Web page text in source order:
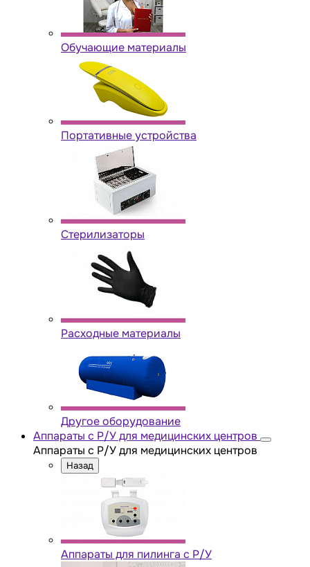
Обучающие материалы
Портативные устройства
Стерилизаторы
Расходные материалы
Другое оборудование
Аппараты с Р/У для медицинских центров
Аппараты с Р/У для медицинских центров
Назад
Аппараты для пилинга с Р/У